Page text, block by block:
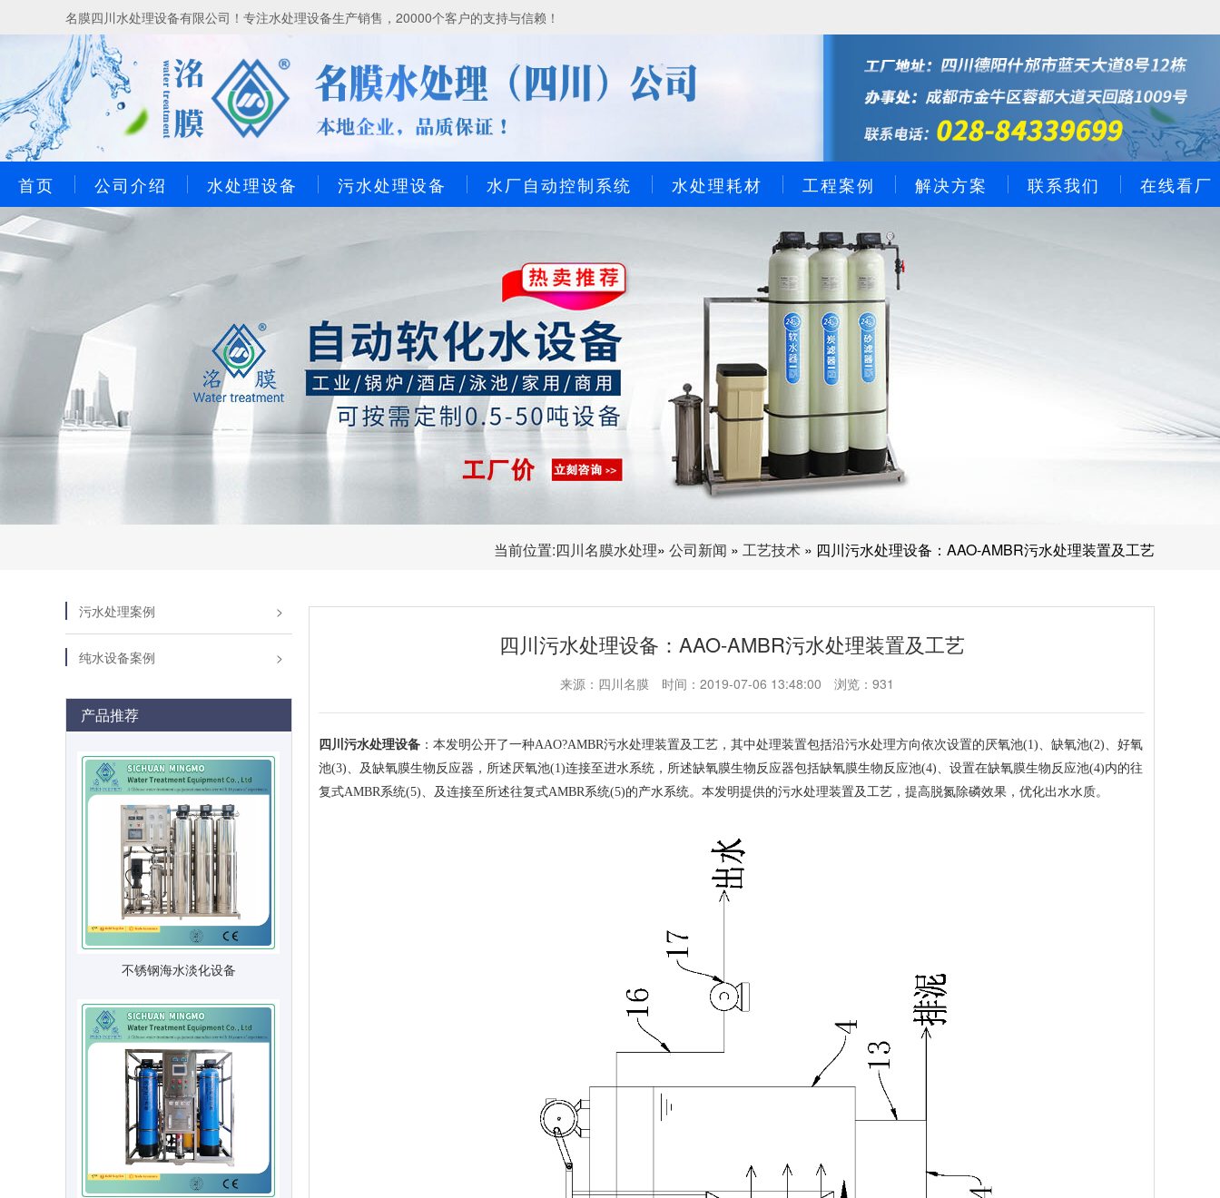
名膜四川水处理设备有限公司！专注水处理设备生产销售，20000个客户的支持与信赖！
首页 公司介绍 水处理设备 污水处理设备 水厂自动控制系统 水处理耗材 工程案例 解决方案 联系我们 在线看厂
当前位置:四川名膜水处理» 公司新闻 » 工艺技术 » 四川污水处理设备：AAO-AMBR污水处理装置及工艺
污水处理案例
纯水设备案例
产品推荐
不锈钢海水淡化设备
四川污水处理设备：AAO-AMBR污水处理装置及工艺
来源：四川名膜 时间：2019-07-06 13:48:00 浏览：931
四川污水处理设备 ：本发明公开了一种AAO?AMBR污水处理装置及工艺，其中处理装置包括沿污水处理方向依次设置的厌氧池(1)、缺氧池(2)、好氧
池(3)、及缺氧膜生物反应器，所述厌氧池(1)连接至进水系统，所述缺氧膜生物反应器包括缺氧膜生物反应池(4)、设置在缺氧膜生物反应池(4)内的往
复式AMBR系统(5)、及连接至所述往复式AMBR系统(5)的产水系统。本发明提供的污水处理装置及工艺，提高脱氮除磷效果，优化出水水质。